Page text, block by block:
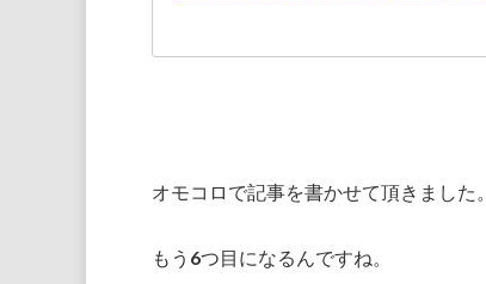
オモコロで記事を書かせて頂きました。
もう6つ目になるんですね。